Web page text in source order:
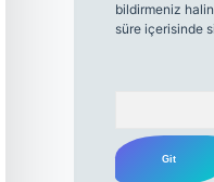
bildirmeniz
süre içerisinde